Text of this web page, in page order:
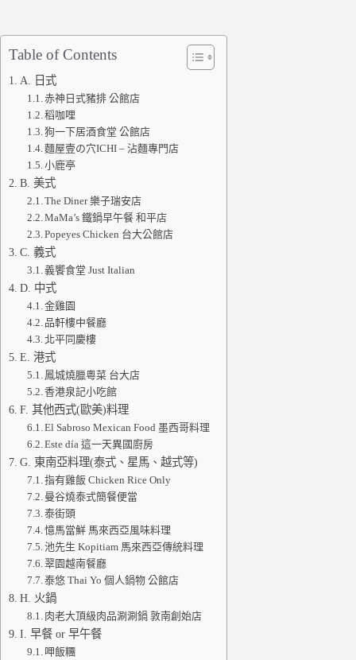
Table of Contents
A. 日式
赤神日式豬排 公館店
稻咖哩
狗一下居酒食堂 公館店
麵屋壹の穴ICHI – 沾麵專門店
小鹿亭
B. 美式
The Diner 樂子瑞安店
MaMa’s 鐵鍋早午餐 和平店
Popeyes Chicken 台大公館店
C. 義式
義饗食堂 Just Italian
D. 中式
金雞園
品軒樓中餐廳
北平同慶樓
E. 港式
鳳城燒臘粵菜 台大店
香港泉記小吃館
F. 其他西式(歐美)料理
El Sabroso Mexican Food 墨西哥料理
Este día 這一天異國廚房
G. 東南亞料理(泰式、星馬、越式等)
指有雞飯 Chicken Rice Only
曼谷燒泰式簡餐便當
泰街頭
憶馬當鮮 馬來西亞風味料理
池先生 Kopitiam 馬來西亞傳統料理
翠園越南餐廳
泰悠 Thai Yo 個人鍋物 公館店
H. 火鍋
肉老大頂級肉品涮涮鍋 敦南創始店
I. 早餐 or 早午餐
呷飯糰